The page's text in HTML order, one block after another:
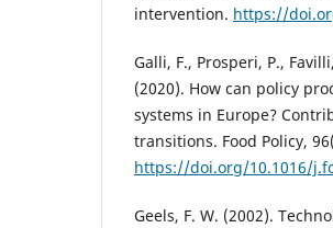
intervention. https://
Galli, F., Prosperi, P.,
(2020). How can policy
systems in Europe?
transitions. Food Policy,
https://doi.org/10.1016/
Geels, F. W. (2002).